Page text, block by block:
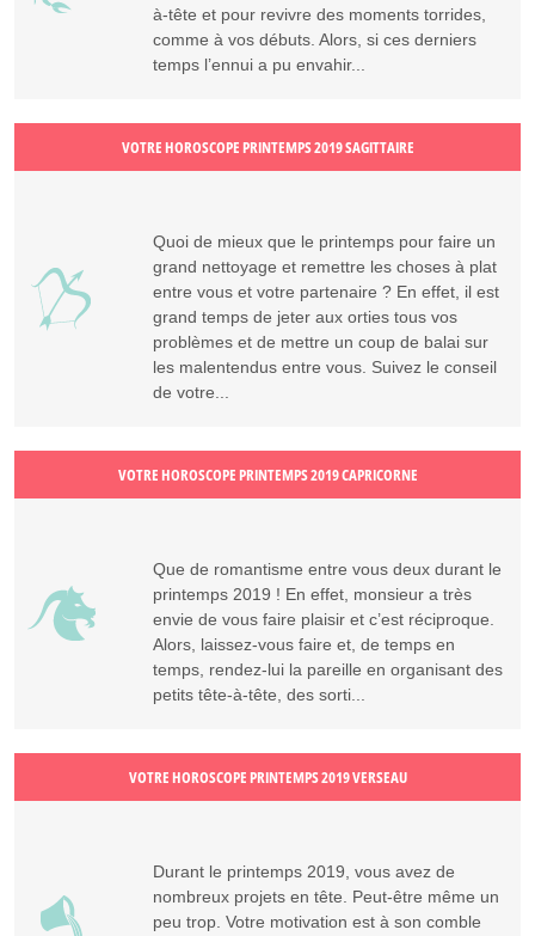
à-tête et pour revivre des moments torrides,
comme à vos débuts. Alors, si ces derniers
temps l’ennui a pu envahir...
VOTRE HOROSCOPE PRINTEMPS 2019 SAGITTAIRE
Quoi de mieux que le printemps pour faire un
grand nettoyage et remettre les choses à plat
entre vous et votre partenaire ? En effet, il est
grand temps de jeter aux orties tous vos
problèmes et de mettre un coup de balai sur
les malentendus entre vous. Suivez le conseil
de votre...
VOTRE HOROSCOPE PRINTEMPS 2019 CAPRICORNE
Que de romantisme entre vous deux durant le
printemps 2019 ! En effet, monsieur a très
envie de vous faire plaisir et c’est réciproque.
Alors, laissez-vous faire et, de temps en
temps, rendez-lui la pareille en organisant des
petits tête-à-tête, des sorti...
VOTRE HOROSCOPE PRINTEMPS 2019 VERSEAU
Durant le printemps 2019, vous avez de
nombreux projets en tête. Peut-être même un
peu trop. Votre motivation est à son comble